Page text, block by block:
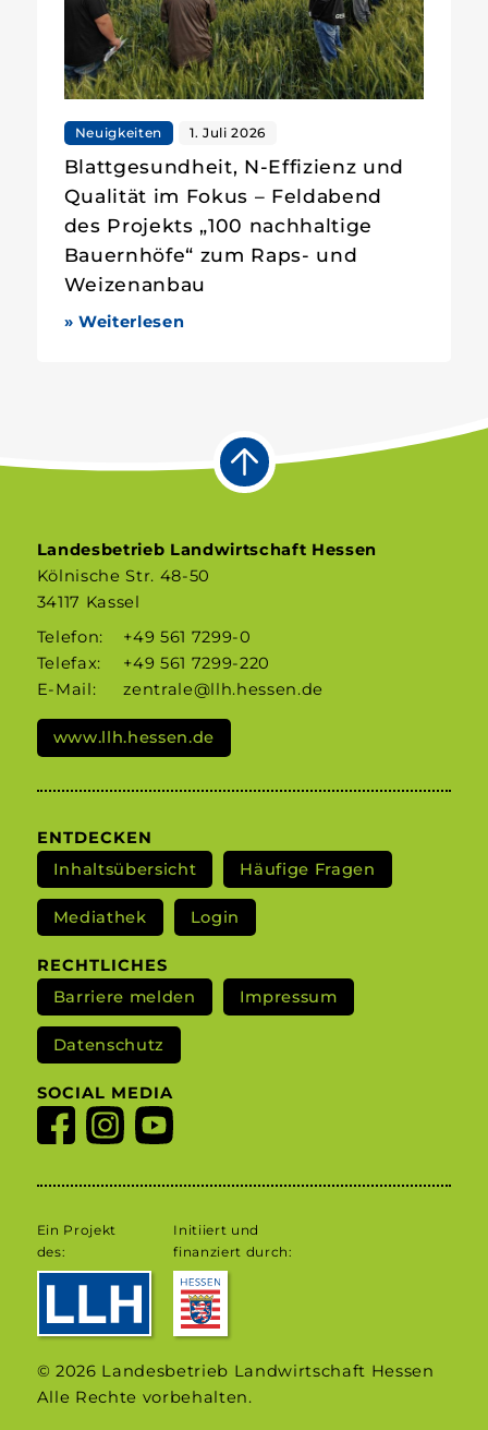
Neuigkeiten 1. Juli 2026
Blattgesundheit, N-Effizienz und
Qualität im Fokus – Feldabend
des Projekts „100 nachhaltige
Bauernhöfe“ zum Raps- und
Weizenanbau
» Weiterlesen
Landesbetrieb Landwirtschaft Hessen
Kölnische Str. 48-50
34117 Kassel
Telefon:
+49 561 7299-0
Telefax:
+49 561 7299-220
E-Mail:
zentrale@llh.hessen.de
www.llh.hessen.de
ENTDECKEN
Inhaltsübersicht
Häufige Fragen
Mediathek Login
RECHTLICHES
Barriere melden
Impressum
Datenschutz
SOCIAL MEDIA
© 2026 Landesbetrieb Landwirtschaft Hessen
Alle Rechte vorbehalten.
Ein Projekt
des:
Initiiert und
finanziert durch: